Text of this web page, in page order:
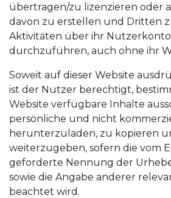
übertragen/zu lizenzieren oder
davon zu erstellen und Dritten
Aktivitäten über ihr
durchzuführen, auch ohne ihr
Soweit auf dieser Website
ist der Nutzer berechtigt,
Website verfügbare Inhalte
persönliche und nicht
herunterzuladen, zu kopieren
weiterzugeben, sofern die vom
geforderte Nennung der
sowie die Angabe anderer
beachtet wird.